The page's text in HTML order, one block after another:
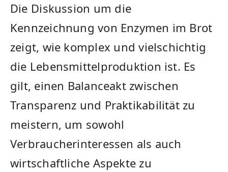
Die⁤ Diskussion um⁣ die ​
Kennzeichnung von Enzymen im Brot
zeigt, wie komplex ⁢und vielschichtig
die Lebensmittelproduktion ist. Es
gilt, ​einen Balanceakt zwischen
Transparenz und Praktikabilität ⁤zu⁢
meistern, um sowohl
Verbraucherinteressen als ​auch
wirtschaftliche ‌Aspekte zu